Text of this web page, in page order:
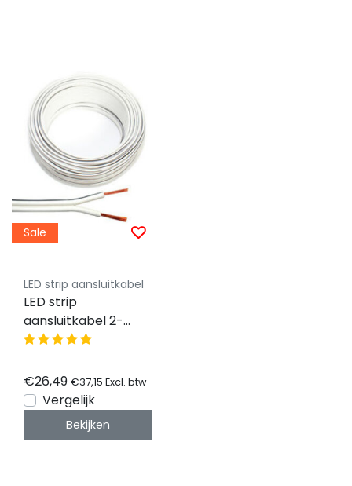
Sale
LED strip aansluitkabel
LED strip
aansluitkabel 2-
polig, YZWL
meter rol - wit
€26,49 €37,15Excl. btw
Vergelijk
Bekijken